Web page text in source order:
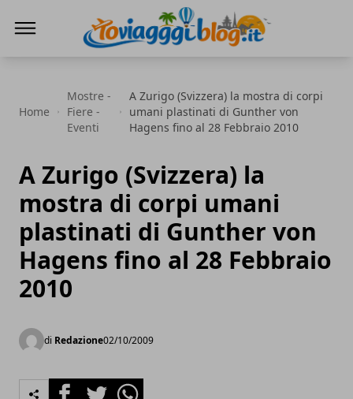
Home
Mostre -
Fiere -
Eventi
A Zurigo (Svizzera) la mostra di corpi
umani plastinati di Gunther von
Hagens fino al 28 Febbraio 2010
A Zurigo (Svizzera) la
mostra di corpi umani
plastinati di Gunther von
Hagens fino al 28 Febbraio
2010
di Redazione02/10/2009
FacebookTwitterWhatsapp